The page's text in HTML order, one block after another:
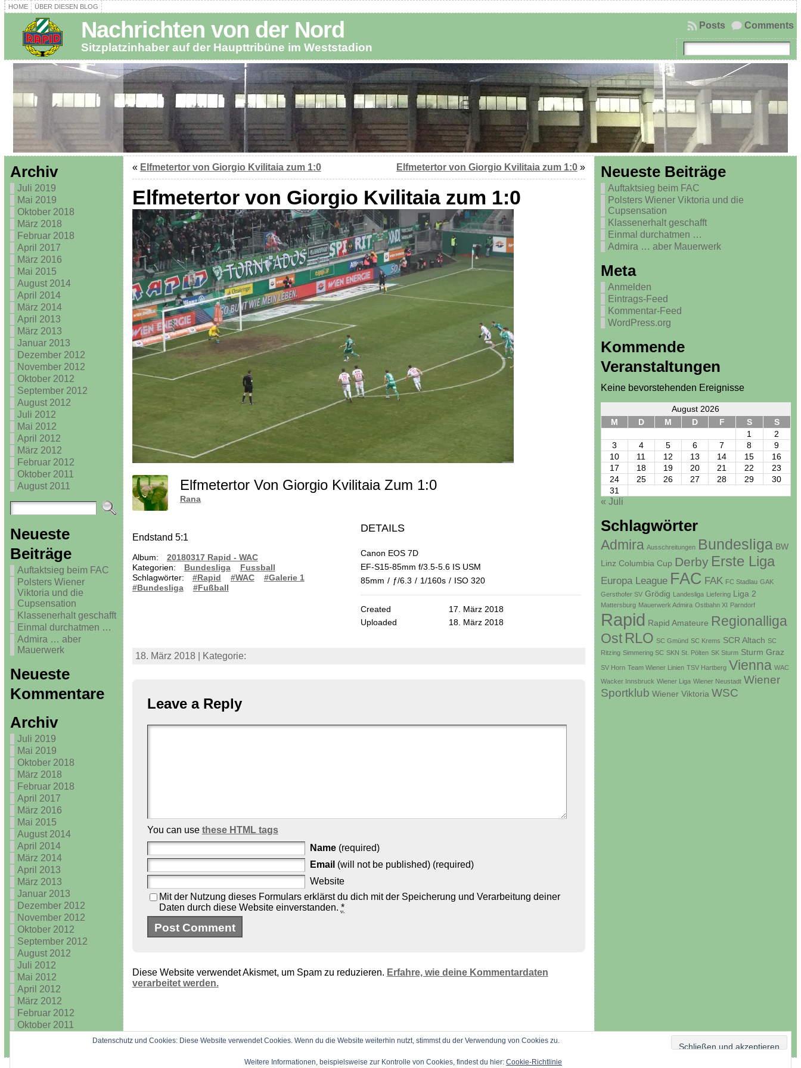
HOME ÜBER DIESEN BLOG
Nachrichten von der Nord
Sitzplatzinhaber auf der Haupttribüne im Weststadion
Comments
Posts
Archiv
Juli 2019
Mai 2019
Oktober 2018
März 2018
Februar 2018
April 2017
März 2016
Mai 2015
August 2014
April 2014
März 2014
April 2013
März 2013
Januar 2013
Dezember 2012
November 2012
Oktober 2012
September 2012
August 2012
Juli 2012
Mai 2012
April 2012
März 2012
Februar 2012
Oktober 2011
August 2011
Neueste
Beiträge
Auftaktsieg beim FAC
Polsters Wiener
Viktoria und die
Cupsensation
Klassenerhalt geschafft
Einmal durchatmen …
Admira … aber
Mauerwerk
Neueste
Kommentare
Archiv
Juli 2019
Mai 2019
Oktober 2018
März 2018
Februar 2018
April 2017
März 2016
Mai 2015
August 2014
April 2014
März 2014
April 2013
März 2013
Januar 2013
Dezember 2012
November 2012
Oktober 2012
September 2012
August 2012
Juli 2012
Mai 2012
April 2012
März 2012
Februar 2012
Oktober 2011
« Elfmetertor von Giorgio Kvilitaia zum 1:0 Elfmetertor von Giorgio Kvilitaia zum 1:0»
Elfmetertor von Giorgio Kvilitaia zum 1:0
Elfmetertor Von Giorgio Kvilitaia Zum 1:0
Rana
Endstand 5:1
Album:
20180317 Rapid - WAC
Kategorien:
Bundesliga
Fussball
Schlagwörter:
#Rapid #WAC
#Galerie 1
#Bundesliga
#Fußball
DETAILS
Canon EOS 7D
EF-S15-85mm f/3.5-5.6 IS USM
85mm / ƒ/6.3 / 1/160s / ISO 320
Created
17. März 2018
Uploaded
18. März 2018
18. März 2018 | Kategorie:
Leave a Reply
You can use these HTML tags
Name (required)
Email (will not be published) (required)
Website
Mit der Nutzung dieses Formulars erklärst du dich mit der Speicherung und Verarbeitung deiner
Daten durch diese Website einverstanden. *
Diese Website verwendet Akismet, um Spam zu reduzieren. Erfahre, wie deine Kommentardaten
verarbeitet werden.
Neueste Beiträge
Auftaktsieg beim FAC
Polsters Wiener Viktoria und die
Cupsensation
Klassenerhalt geschafft
Einmal durchatmen …
Admira … aber Mauerwerk
Meta
Anmelden
Eintrags-Feed
Kommentar-Feed
WordPress.org
Kommende
Veranstaltungen
Keine bevorstehenden Ereignisse
August 2026
M
D M D F S
S
1
2
3
4 5 6 7 8
9
10
11 12 13 14 15
16
17
18 19 20 21 22
23
24
25 26 27 28 29
30
31
« Juli
Schlagwörter
Admira Ausschreitungen Bundesliga BW
Linz Columbia Cup Derby Erste Liga
Europa League FAC FAK FC Stadlau GAK
Gersthofer SV Grödig Landesliga Liefering Liga 2
Mattersburg Mauerwerk Admira Ostbahn XI Parndorf
Rapid Rapid Amateure Regionalliga
Ost RLO SC Gmünd SC Krems SCR Altach SC
Ritzing Simmering SC SKN St. Pölten SK Sturm Sturm Graz
SV Horn Team Wiener Linien TSV Hartberg Vienna WAC
Wacker Innsbruck Wiener Liga Wiener Neustadt Wiener
Sportklub Wiener Viktoria WSC
Datenschutz und Cookies: Diese Website verwendet Cookies. Wenn du die Website weiterhin nutzt, stimmst du der Verwendung von Cookies zu.
Weitere Informationen, beispielsweise zur Kontrolle von Cookies, findest du hier: Cookie-Richtlinie